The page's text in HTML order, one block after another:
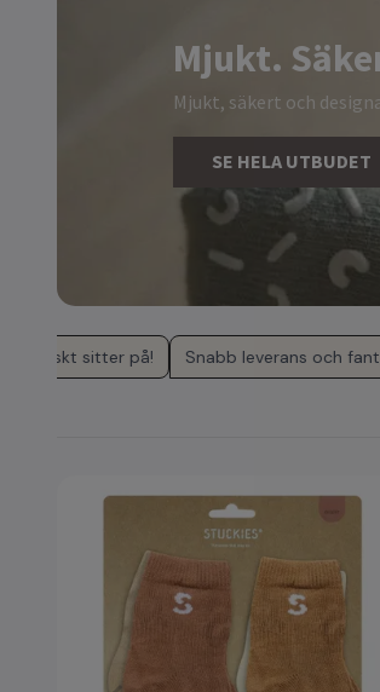
Mjukt.
Mjukt, säkert och
SE HELA UTBUDET